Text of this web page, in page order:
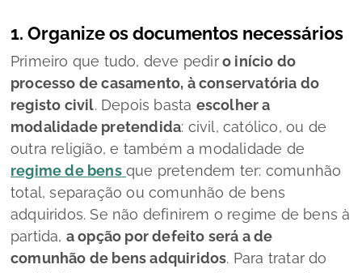
1. Organize os documentos necessários
Primeiro que tudo, deve pediro início do
processo de casamento, à conservatória do
registo civil. Depois basta escolher a
modalidade pretendida: civil, católico, ou de
outra religião, e também a modalidade de
regime de bens que pretendem ter: comunhão
total, separação ou comunhão de bens
adquiridos. Se não definirem o regime de bens à
partida, a opção por defeito será a de
comunhão de bens adquiridos. Para tratar do